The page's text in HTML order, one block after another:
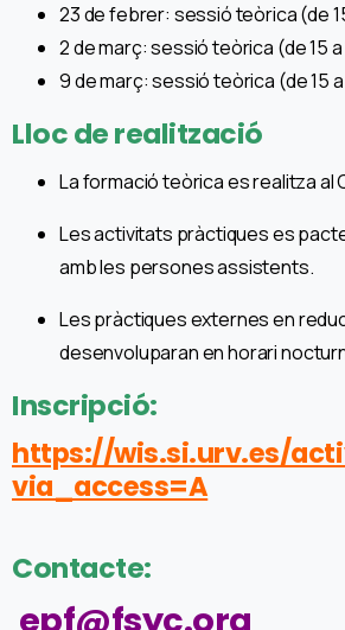
23 de febrer: sessió teòrica (de
2 de març: sessió teòrica (de 15
9 de març: sessió teòrica (de 15
Lloc de realització
La formació teòrica es realitza al
Les activitats pràctiques es
amb les persones assistents.
Les pràctiques externes en
desenvoluparan en horari
Inscripció:
https://wis.si.urv.es/
via_access=A
Contacte:
epf@fsyc.org